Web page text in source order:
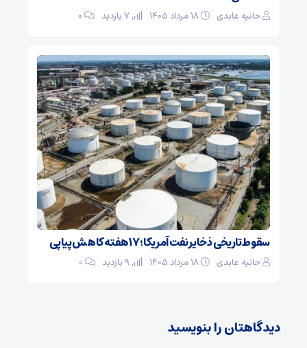
حانیه عابدی ۰
سقوط تاریخی ذخایر نفت آمریکا؛ ۱۷ هفته کاهش پیاپی
حانیه عابدی ۰
دیدگاهتان را بنویسید